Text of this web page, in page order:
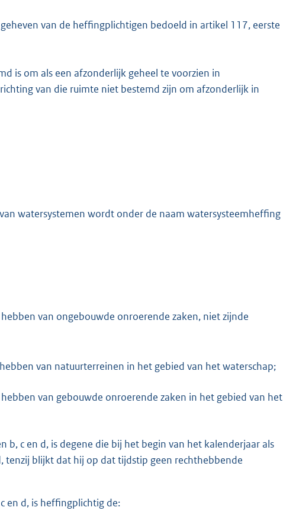
van de heffingplichtigen bedoeld in artikel 117, eerste
is om als een afzonderlijk geheel te voorzien in
van die ruimte niet bestemd zijn om afzonderlijk in
watersystemen wordt onder de naam watersysteemheffing
van ongebouwde onroerende zaken, niet zijnde
van natuurterreinen in het gebied van het waterschap;
van gebouwde onroerende zaken in het gebied van het
c en d, is degene die bij het begin van het kalenderjaar als
tenzij blijkt dat hij op dat tijdstip geen rechthebbende
en d, is heffingplichtig de: